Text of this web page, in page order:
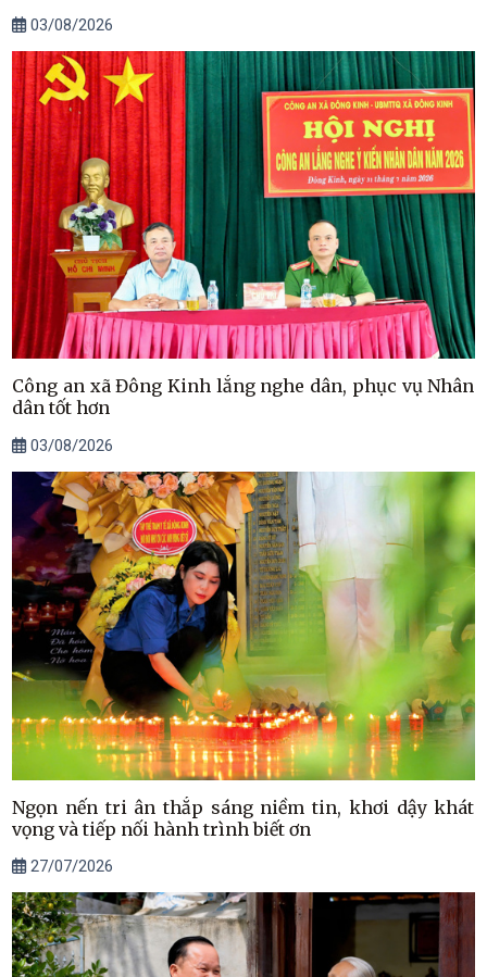
03/08/2026
Công an xã Đông Kinh lắng nghe dân, phục vụ Nhân
dân tốt hơn
03/08/2026
Ngọn nến tri ân thắp sáng niềm tin, khơi dậy khát
vọng và tiếp nối hành trình biết ơn
27/07/2026